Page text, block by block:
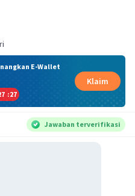
E-Wallet
:27
Klaim
Jawaban terverifikasi